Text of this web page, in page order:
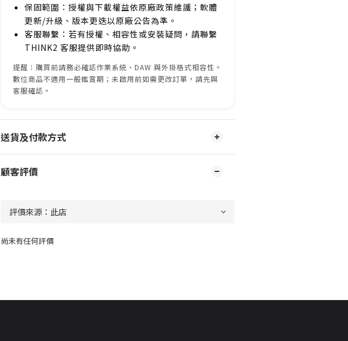
保固範圍：授權與下載權益依原廠政策維護；軟體
更新/升級、版本更迭以原廠公告為準。
客服聯繫：若有授權、相容性或安裝疑問，請聯繫
THINK2 客服提供即時協助。
提醒：購買前請務必確認作業系統、DAW 與外掛格式相容性。
數位商品不適用一般鑑賞期；未啟用前如需更改訂單，請先與
客服確認。
送貨及付款方式
顧客評價
尚未有任何評價